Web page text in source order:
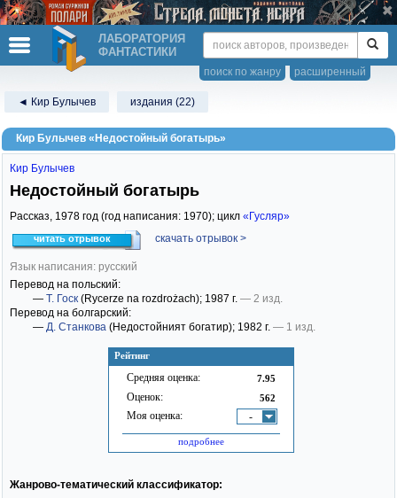
ЛАБОРАТОРИЯ
ФАНТАСТИКИ
расширенный
поиск по жанру
◄ Кир Булычев издания (22)
Кир Булычев «Недостойный богатырь»
Рейтинг
Средняя оценка: 7.95
Оценок: 562
Моя оценка: -
подробнее
Кир Булычев
Недостойный богатырь
Рассказ, 1978 год (год написания: 1970); цикл «Гусляр»
читать отрывок скачать отрывок >
Язык написания: русский
Перевод на польский:
— Т. Госк (Rycerze na rozdrożach); 1987 г. — 2 изд.
Перевод на болгарский:
— Д. Станкова (Недостойният богатир); 1982 г. — 1 изд.
Жанрово-тематический классификатор: